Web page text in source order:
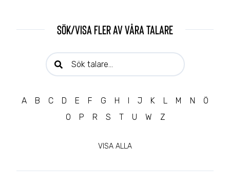
Sök/visa fler av våra talare
Sök talare:
A B C D E F G H I J K L M N
Ö
O
P R S T U W Z
VISA ALLA